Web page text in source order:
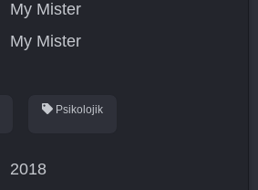
My Mister
My Mister
Psikolojik
2018